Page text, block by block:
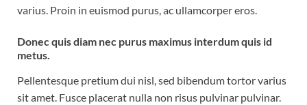
varius. Proin in euismod purus, ac ullamcorper eros.
Donec quis diam nec purus maximus interdum quis id
metus.
Pellentesque pretium dui nisl, sed bibendum tortor varius
sit amet. Fusce placerat nulla non risus pulvinar pulvinar.